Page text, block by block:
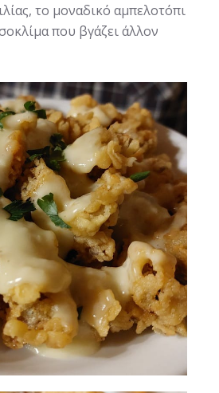
το μοναδικό αμπελοτόπι
που βγάζει άλλον